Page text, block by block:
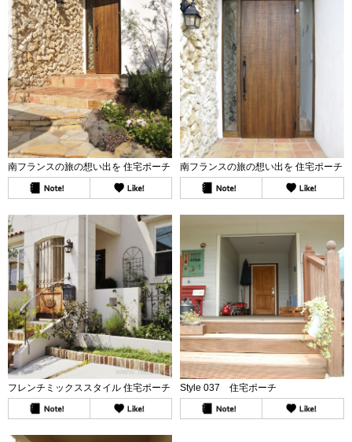
南フランスの旅の想い出を 住宅ポーチ 南フランスの旅の想い出を 住宅ポーチ
フレンチミックススタイル 住宅ポーチ Style 037 住宅ポーチ